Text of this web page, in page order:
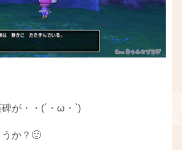
が・・(´・ω・`)
か？🙁